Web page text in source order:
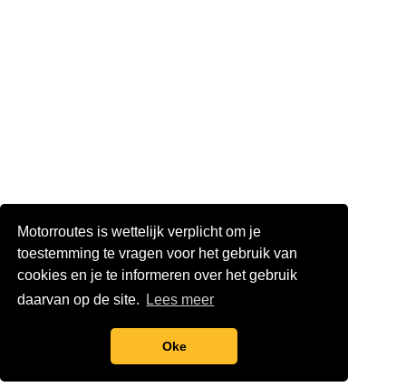
Motorroutes is wettelijk verplicht om je
toestemming te vragen voor het gebruik van
cookies en je te informeren over het gebruik
daarvan op de site.
Lees meer
Oke